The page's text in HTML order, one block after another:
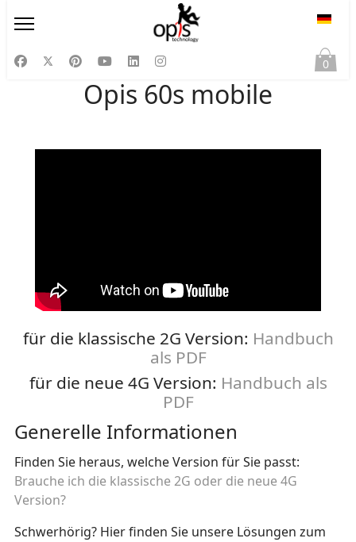
0
Opis 60s mobile
für die klassische 2G Version: Handbuch
als PDF
für die neue 4G Version: Handbuch als
PDF
Generelle Informationen
Finden Sie heraus, welche Version für Sie passt:
Brauche ich die klassische 2G oder die neue 4G
Version?
Schwerhörig? Hier finden Sie unsere Lösungen zum